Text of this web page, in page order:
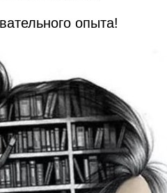
опыта!